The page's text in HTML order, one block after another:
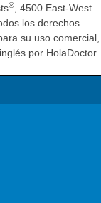
®, 4500 East-West
los derechos
su uso comercial,
por HolaDoctor.